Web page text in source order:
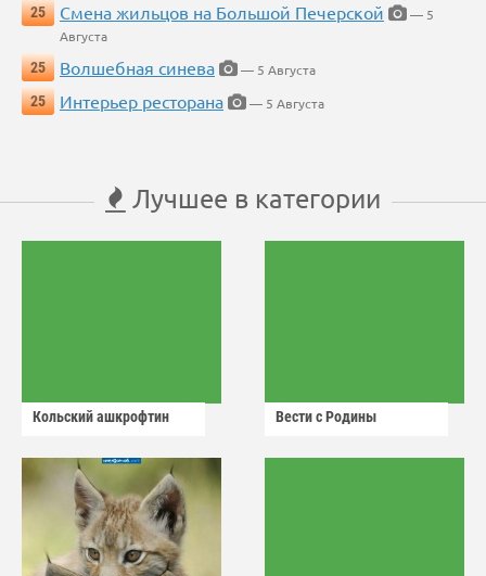
25
Смена жильцов на Большой Печерской
— 5
Августа
25
Волшебная синева
— 5 Августа
25
Интерьер ресторана — 5 Августа
Лучшее в категории
Кольский ашкрофтин Вести с Родины